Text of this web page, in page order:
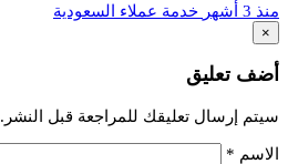
منذ 3 أشهر خدمة عملاء السعودية
×
أضف تعليق
سيتم إرسال تعليقك للمراجعة قبل النشر.
الاسم *